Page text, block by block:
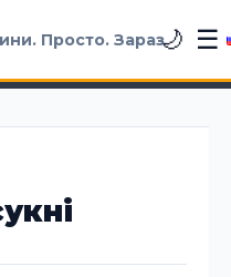
Просто. Зараз🌙 ☰